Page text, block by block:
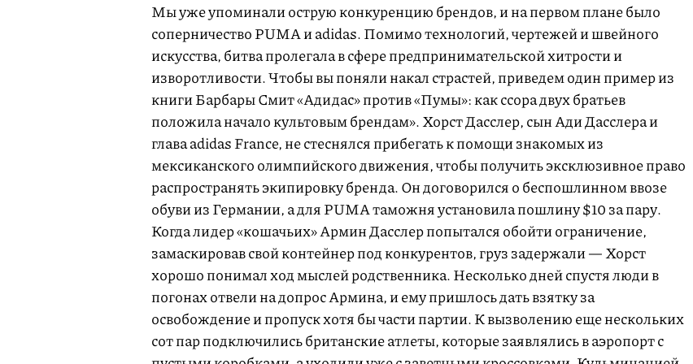
Мы уже упоминали острую конкуренцию брендов, и на первом плане было
соперничество PUMA и adidas. Помимо технологий, чертежей и швейного
искусства, битва пролегала в сфере предпринимательской хитрости и
изворотливости. Чтобы вы поняли накал страстей, приведем один пример из
книги Барбары Смит «Адидас» против «Пумы»: как ссора двух братьев
положила начало культовым брендам». Хорст Дасслер, сын Ади Дасслера и
глава adidas France, не стеснялся прибегать к помощи знакомых из
мексиканского олимпийского движения, чтобы получить эксклюзивное право
распространять экипировку бренда. Он договорился о беспошлинном ввозе
обуви из Германии, а для PUMA таможня установила пошлину $10 за пару.
Когда лидер «кошачьих» Армин Дасслер попытался обойти ограничение,
замаскировав свой контейнер под конкурентов, груз задержали — Хорст
хорошо понимал ход мыслей родственника. Несколько дней спустя люди в
погонах отвели на допрос Армина, и ему пришлось дать взятку за
освобождение и пропуск хотя бы части партии. К вызволению еще нескольких
сот пар подключились британские атлеты, которые заявлялись в аэропорт с